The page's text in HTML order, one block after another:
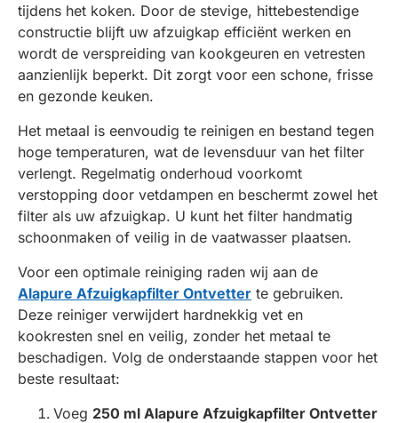
tijdens het koken. Door de stevige, hittebestendige
constructie blijft uw afzuigkap efficiënt werken en
wordt de verspreiding van kookgeuren en vetresten
aanzienlijk beperkt. Dit zorgt voor een schone, frisse
en gezonde keuken.
Het metaal is eenvoudig te reinigen en bestand tegen
hoge temperaturen, wat de levensduur van het filter
verlengt. Regelmatig onderhoud voorkomt
verstopping door vetdampen en beschermt zowel het
filter als uw afzuigkap. U kunt het filter handmatig
schoonmaken of veilig in de vaatwasser plaatsen.
Voor een optimale reiniging raden wij aan de
Alapure Afzuigkapfilter Ontvetter te gebruiken.
Deze reiniger verwijdert hardnekkig vet en
kookresten snel en veilig, zonder het metaal te
beschadigen. Volg de onderstaande stappen voor het
beste resultaat:
Voeg 250 ml Alapure Afzuigkapfilter Ontvetter